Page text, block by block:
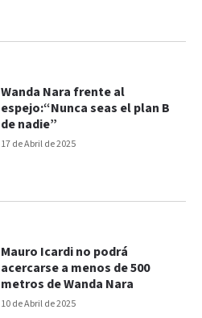
17 de Abril de 2025
Wanda Nara frente al
espejo:“Nunca seas el plan B
de nadie”
10 de Abril de 2025
Mauro Icardi no podrá
acercarse a menos de 500
metros de Wanda Nara